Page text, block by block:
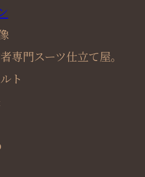
専門スーツ仕立て屋。
ト